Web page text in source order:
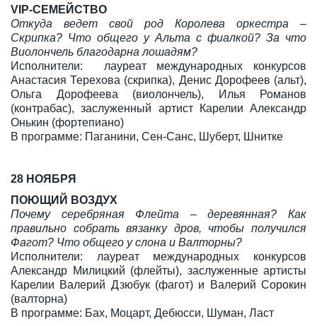
VIP-СЕМЕЙСТВО
Откуда ведет свой род Королева оркестра –
Скрипка? Что общего у Альта с фиалкой? За что
Виолончель благодарна лошадям?
Исполнители: лауреат международных конкурсов
Анастасия Терехова (скрипка), Денис Дорофеев (альт),
Ольга Дорофеева (виолончель), Илья Романов
(контрабас), заслуженный артист Карелии Александр
Онькин (фортепиано)
В программе: Паганини, Сен-Санс, Шуберт, Шнитке
28 НОЯБРЯ
ПОЮЩИЙ ВОЗДУХ
Почему серебряная Флейта – деревянная? Как
правильно собрать вязанку дров, чтобы получился
Фагот? Что общего у слона и Валторны?
Исполнители: лауреат международных конкурсов
Александр Милицкий (флейты), заслуженные артисты
Карелии Валерий Дзюбук (фагот) и Валерий Сорокин
(валторна)
В программе: Бах, Моцарт, Дебюсси, Шуман, Ласт